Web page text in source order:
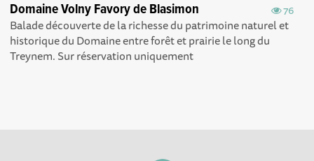
76
Domaine Volny Favory de Blasimon
Balade découverte de la richesse du patrimoine naturel et
historique du Domaine entre forêt et prairie le long du
Treynem. Sur réservation uniquement